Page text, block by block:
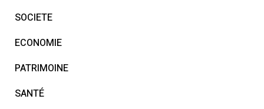
SOCIETE
ECONOMIE
PATRIMOINE
SANTÉ